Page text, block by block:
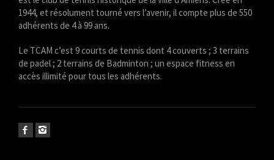
1944, et résolument tourné vers l’avenir, il compte plus de 550
adhérents de 4 à 99 ans.
Le TCAM c’est 9 courts de tennis dont 4 couverts ; 3 terrains
de padel ; 2 terrains de Badminton ; un espace fitness en
accès illimité pour tous les adhérents.